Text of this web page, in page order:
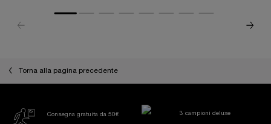
Torna alla pagina precedente
Consegna gratuita da 50€ 3 campioni deluxe